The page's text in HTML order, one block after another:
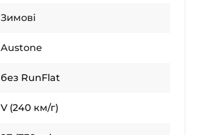
Зимові
Austone
без RunFlat
V (240 км/г)